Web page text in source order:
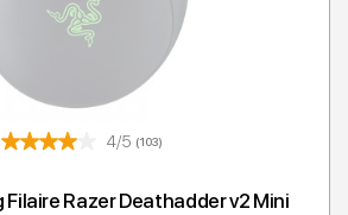
4/5 (103)
Filaire Razer Deathadder v2 Mini